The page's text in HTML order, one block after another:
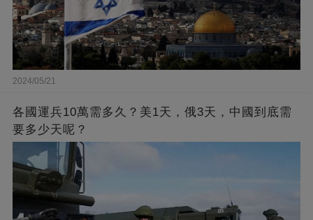
2024/05/21
各國運兵10萬需多久？美1天，俄3天，中國到底需
要多少天呢？